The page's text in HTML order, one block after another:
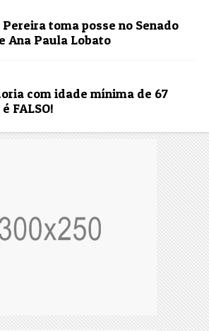
toma posse no Senado
Ana Paula Lobato
com idade mínima de 67
FALSO!